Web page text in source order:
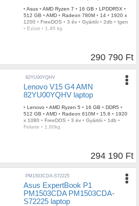
• Asus • AMD Ryzen 7 • 16 GB • LPDDR5X •
512 GB • AMD • Radeon 780M • 14 • 1920 x
1200 • FreeDOS • 3 év • Gyártói • 2db • Igen
• Ezüst • 1,40 kg
290 790 Ft
82YU00YQHV
Lenovo V15 G4 AMN
82YU00YQHV laptop
• Lenovo • AMD Ryzen 5 • 16 GB • DDR5 •
512 GB • AMD • Radeon 610M • 15,6 • 1920
x 1080 • FreeDOS • 3 év • Gyártói • 1db •
Fekete • 1,60kg
294 190 Ft
PM1503CDA-S72225
Asus ExpertBook P1
PM1503CDA PM1503CDA-
S72225 laptop